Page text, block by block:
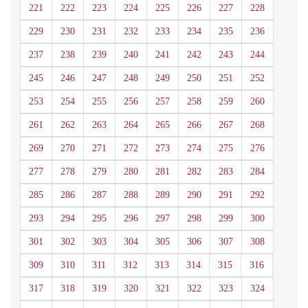
221 222 223 224 225 226 227 228
229 230 231 232 233 234 235 236
237 238 239 240 241 242 243 244
245 246 247 248 249 250 251 252
253 254 255 256 257 258 259 260
261 262 263 264 265 266 267 268
269 270 271 272 273 274 275 276
277 278 279 280 281 282 283 284
285 286 287 288 289 290 291 292
293 294 295 296 297 298 299 300
301 302 303 304 305 306 307 308
309 310 311 312 313 314 315 316
317 318 319 320 321 322 323 324